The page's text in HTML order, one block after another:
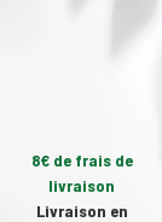
8€ de frais de
livraison
Livraison en